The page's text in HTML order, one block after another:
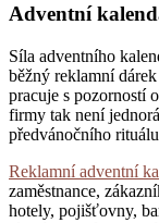
Adventní
Síla adventního
běžný reklamní
pracuje s pozorností
firmy tak není
předvánočního
Reklamní adventní
zaměstnance,
hotely, pojišťovny,